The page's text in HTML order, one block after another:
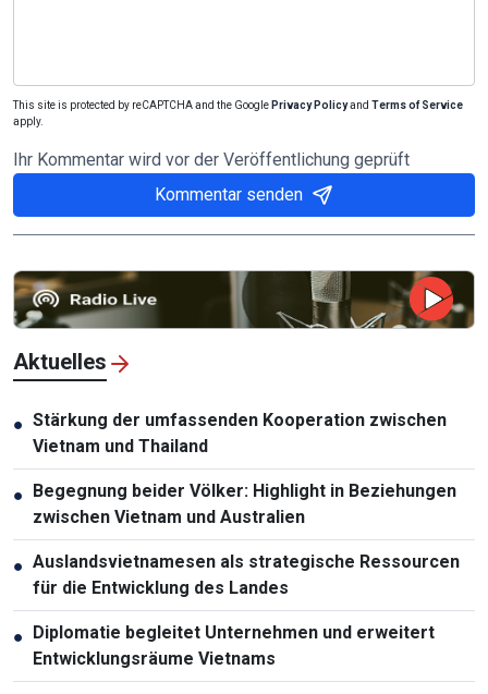
This site is protected by reCAPTCHA and the Google Privacy Policyand Terms of Service
apply.
Ihr Kommentar wird vor der Veröffentlichung geprüft
Kommentar senden
Aktuelles
● Stärkung der umfassenden Kooperation zwischen
Vietnam und Thailand
● Begegnung beider Völker: Highlight in Beziehungen
zwischen Vietnam und Australien
● Auslandsvietnamesen als strategische Ressourcen
für die Entwicklung des Landes
● Diplomatie begleitet Unternehmen und erweitert
Entwicklungsräume Vietnams